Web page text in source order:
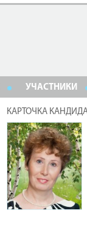
УЧАСТНИКИ
КАРТОЧКА